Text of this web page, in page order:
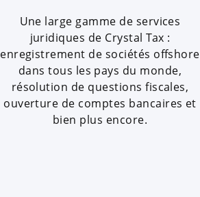
Une large gamme de services
juridiques de Crystal Tax :
enregistrement de sociétés offshore
dans tous les pays du monde,
résolution de questions fiscales,
ouverture de comptes bancaires et
bien plus encore.